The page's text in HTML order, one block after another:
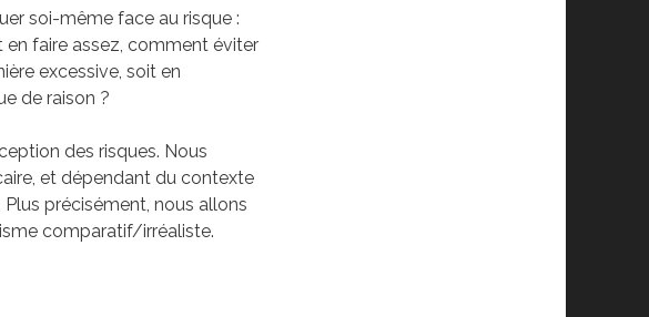
soi-même face au risque :
faire assez, comment éviter
excessive, soit en
de raison ?
des risques. Nous
et dépendant du contexte
précisément, nous allons
comparatif/irréaliste.